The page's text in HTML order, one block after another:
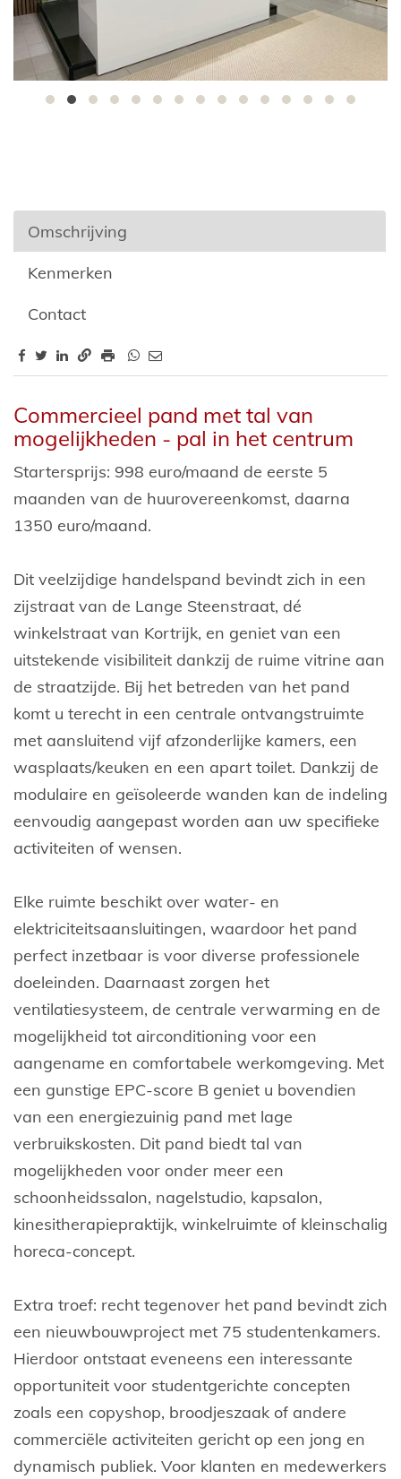
Omschrijving
Kenmerken
Contact
Omschrijving
Commercieel pand met tal van
mogelijkheden - pal in het centrum
Startersprijs: 998 euro/maand de eerste 5
maanden van de huurovereenkomst, daarna
1350 euro/maand.
Dit veelzijdige handelspand bevindt zich in een
zijstraat van de Lange Steenstraat, dé
winkelstraat van Kortrijk, en geniet van een
uitstekende visibiliteit dankzij de ruime vitrine aan
de straatzijde. Bij het betreden van het pand
komt u terecht in een centrale ontvangstruimte
met aansluitend vijf afzonderlijke kamers, een
wasplaats/keuken en een apart toilet. Dankzij de
modulaire en geïsoleerde wanden kan de indeling
eenvoudig aangepast worden aan uw specifieke
activiteiten of wensen.
Elke ruimte beschikt over water- en
elektriciteitsaansluitingen, waardoor het pand
perfect inzetbaar is voor diverse professionele
doeleinden. Daarnaast zorgen het
ventilatiesysteem, de centrale verwarming en de
mogelijkheid tot airconditioning voor een
aangename en comfortabele werkomgeving. Met
een gunstige EPC-score B geniet u bovendien
van een energiezuinig pand met lage
verbruikskosten. Dit pand biedt tal van
mogelijkheden voor onder meer een
schoonheidssalon, nagelstudio, kapsalon,
kinesitherapiepraktijk, winkelruimte of kleinschalig
horeca-concept.
Extra troef: recht tegenover het pand bevindt zich
een nieuwbouwproject met 75 studentenkamers.
Hierdoor ontstaat eveneens een interessante
opportuniteit voor studentgerichte concepten
zoals een copyshop, broodjeszaak of andere
commerciële activiteiten gericht op een jong en
dynamisch publiek. Voor klanten en medewerkers